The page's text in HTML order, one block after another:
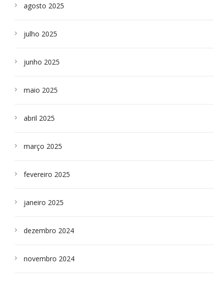
agosto 2025
julho 2025
junho 2025
maio 2025
abril 2025
março 2025
fevereiro 2025
janeiro 2025
dezembro 2024
novembro 2024